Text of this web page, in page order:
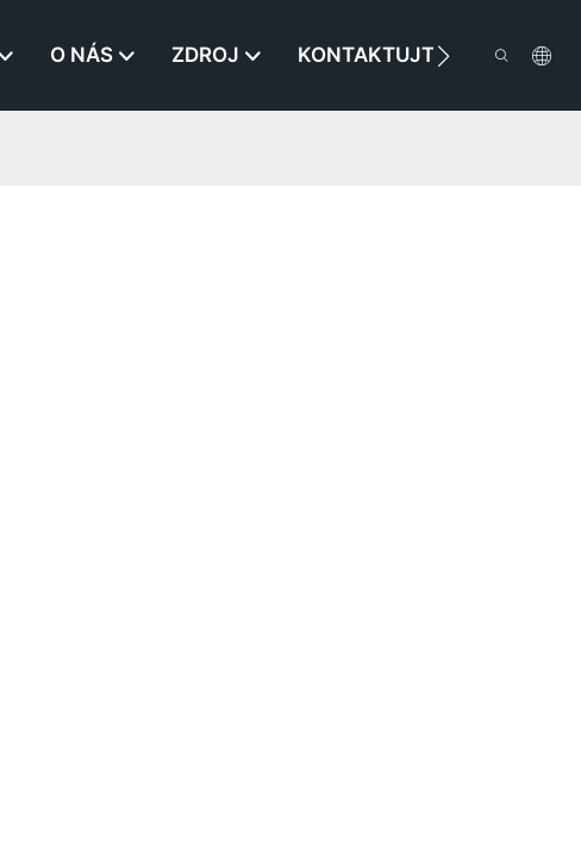
O NÁS ZDROJ KONTAKTUJTE NÁS